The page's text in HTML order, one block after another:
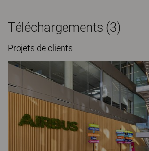
Téléchargements (3)
Projets de clients